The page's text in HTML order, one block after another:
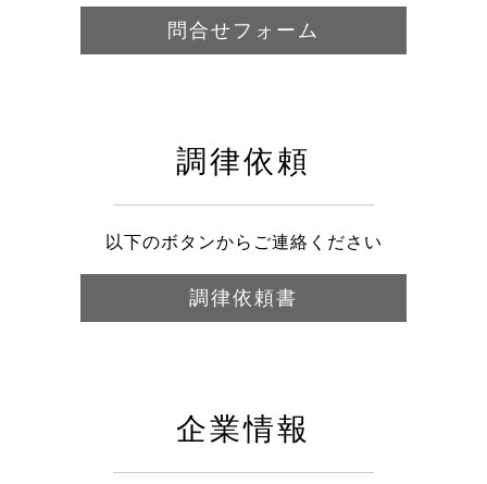
問合せフォーム
調律依頼
以下のボタンからご連絡ください
調律依頼書
企業情報